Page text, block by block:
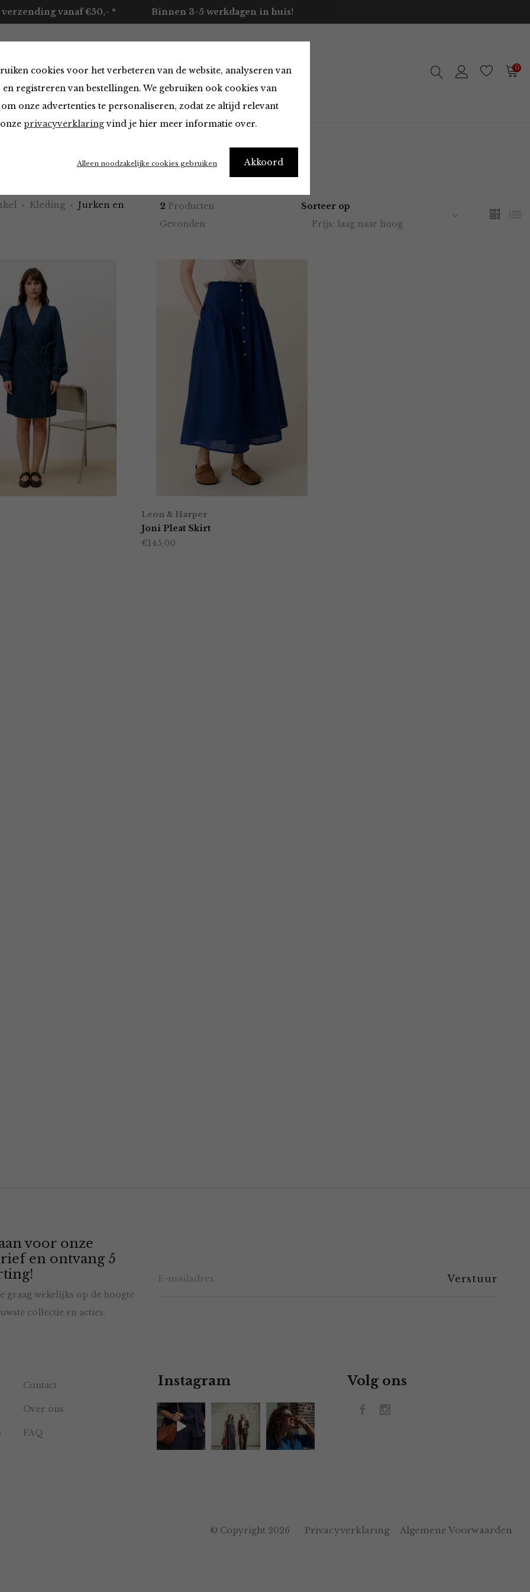
cookies voor het verbeteren van de website, analyseren van
en registreren van bestellingen. We gebruiken ook cookies van
onze advertenties te personaliseren, zodat ze altijd relevant
privacyverklaringvind je hier meer informatie over.
Akkoord
Alleen noodzakelijke cookies gebruiken
verzending vanaf €50,- * Binnen 3-5 werkdagen in huis!
Merken Over ons Contact 0
Rokken
Kleding
Jurken en
2 Producten
Gevonden
Sorteer op
Prijs: laag naar hoog
Leon & Harper
Joni Pleat Skirt
€145,00
voor onze
en ontvang 5
graag wekelijks op de hoogte
collectie en acties.
Contact
Over ons
FAQ
Instagram Volg ons
© Copyright 2026 Privacyverklaring Algemene Voorwaarden